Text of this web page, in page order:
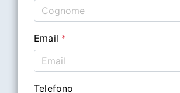
Email *
Telefono